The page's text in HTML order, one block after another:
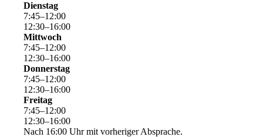
Dienstag
7:45–12:00
12:30–16:00
Mittwoch
7:45–12:00
12:30–16:00
Donnerstag
7:45–12:00
12:30–16:00
Freitag
7:45–12:00
12:30–16:00
Nach 16:00 Uhr mit vorheriger Absprache.